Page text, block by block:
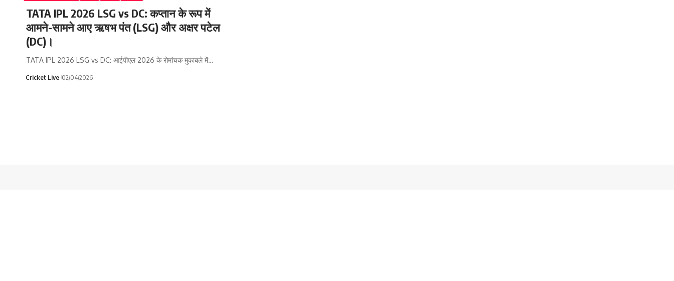
TATA IPL 2026 LSG vs DC: कप्तान के रूप में
आमने-सामने आए ऋषभ पंत (LSG) और अक्षर पटेल
(DC)।
TATA IPL 2026 LSG vs DC: आईपीएल 2026 के रोमांचक मुकाबले में…
Cricket Live 02/04/2026